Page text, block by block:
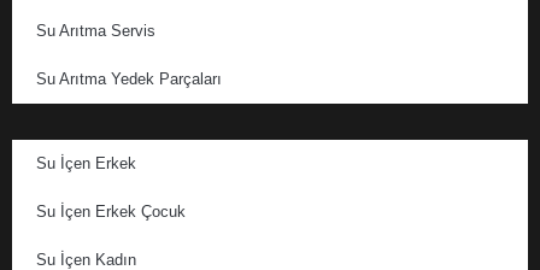
Su Arıtma Servis
Su Arıtma Yedek Parçaları
Su İçen Erkek
Su İçen Erkek Çocuk
Su İçen Kadın